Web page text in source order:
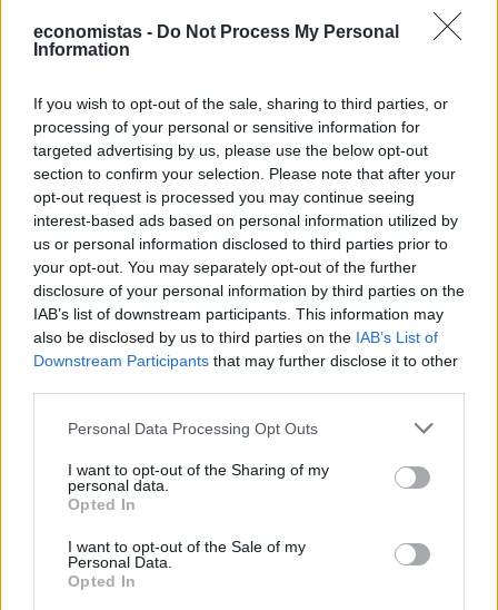
economistas - Do Not Process My Personal
Information
If you wish to opt-out of the sale, sharing to third parties, or
processing of your personal or sensitive information for
targeted advertising by us, please use the below opt-out
section to confirm your selection. Please note that after your
opt-out request is processed you may continue seeing
interest-based ads based on personal information utilized by
us or personal information disclosed to third parties prior to
your opt-out. You may separately opt-out of the further
disclosure of your personal information by third parties on the
IAB’s list of downstream participants. This information may
also be disclosed by us to third parties on the IAB’s List of
Downstream Participants that may further disclose it to other
Personal Data Processing Opt Outs
I want to opt-out of the Sharing of my
personal data.
Opted In
I want to opt-out of the Sale of my
Personal Data.
Opted In
αδελφό, μπορεί να αποτελούν πλέον μια καθημερινή διαδικασία,
ωστόσο, υπό προϋποθέσεις, ενδέχεται να ερμηνευθούν ως άτυπες
δωρεές και να επιβαρυνθούν με υπέρογκους φόρους.
Απογοητευτικά τα στοιχεία για τις δαπάνες
στην έρευνα- Στις τελευταίες θέσεις της
ευρωπαϊκής κατάταξης η Ελλάδα
η αγορά, έτσι ώστε στο “πακέτο” τετραετίας, που θα ανακοινωθεί
στη ΔΕΘ, να συμπεριληφθεί ειδικό κεφάλαιο για τις επενδύσεις σε
έρευνα και ανάπτυξη.